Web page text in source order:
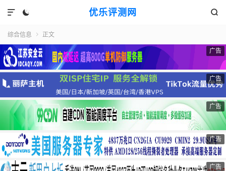
优乐评测网
 

综合信息  正文
广告
广告
广告
广告
广告